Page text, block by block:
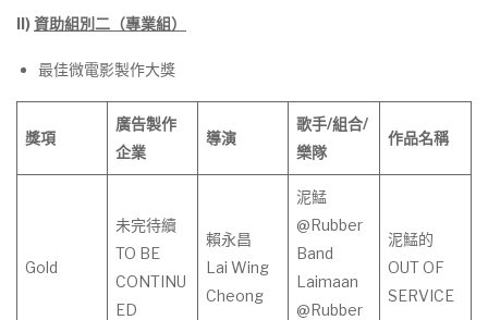
II)資助組別二（專業組）
最佳微電影製作大獎
獎項
廣告製作
企業
導演
歌手/組合/
樂隊
作品名稱
Gold
未完待續
TO BE
CONTINU
ED
賴永昌
Lai Wing
Cheong
泥鯭
@Rubber
Band
Laimaan
@Rubber
泥鯭的
OUT OF
SERVICE